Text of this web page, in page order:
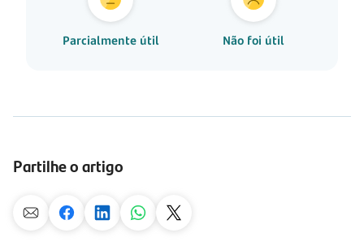
Parcialmente útil Não foi útil
Partilhe o artigo